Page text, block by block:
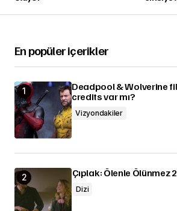
En popüler içerikler
Deadpool & Wolverine
credits var mı?
Vizyondakiler
Çıplak: Ölenle Ölünmez
Dizi